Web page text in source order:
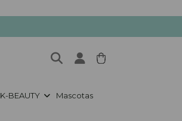
K-BEAUTY Mascotas